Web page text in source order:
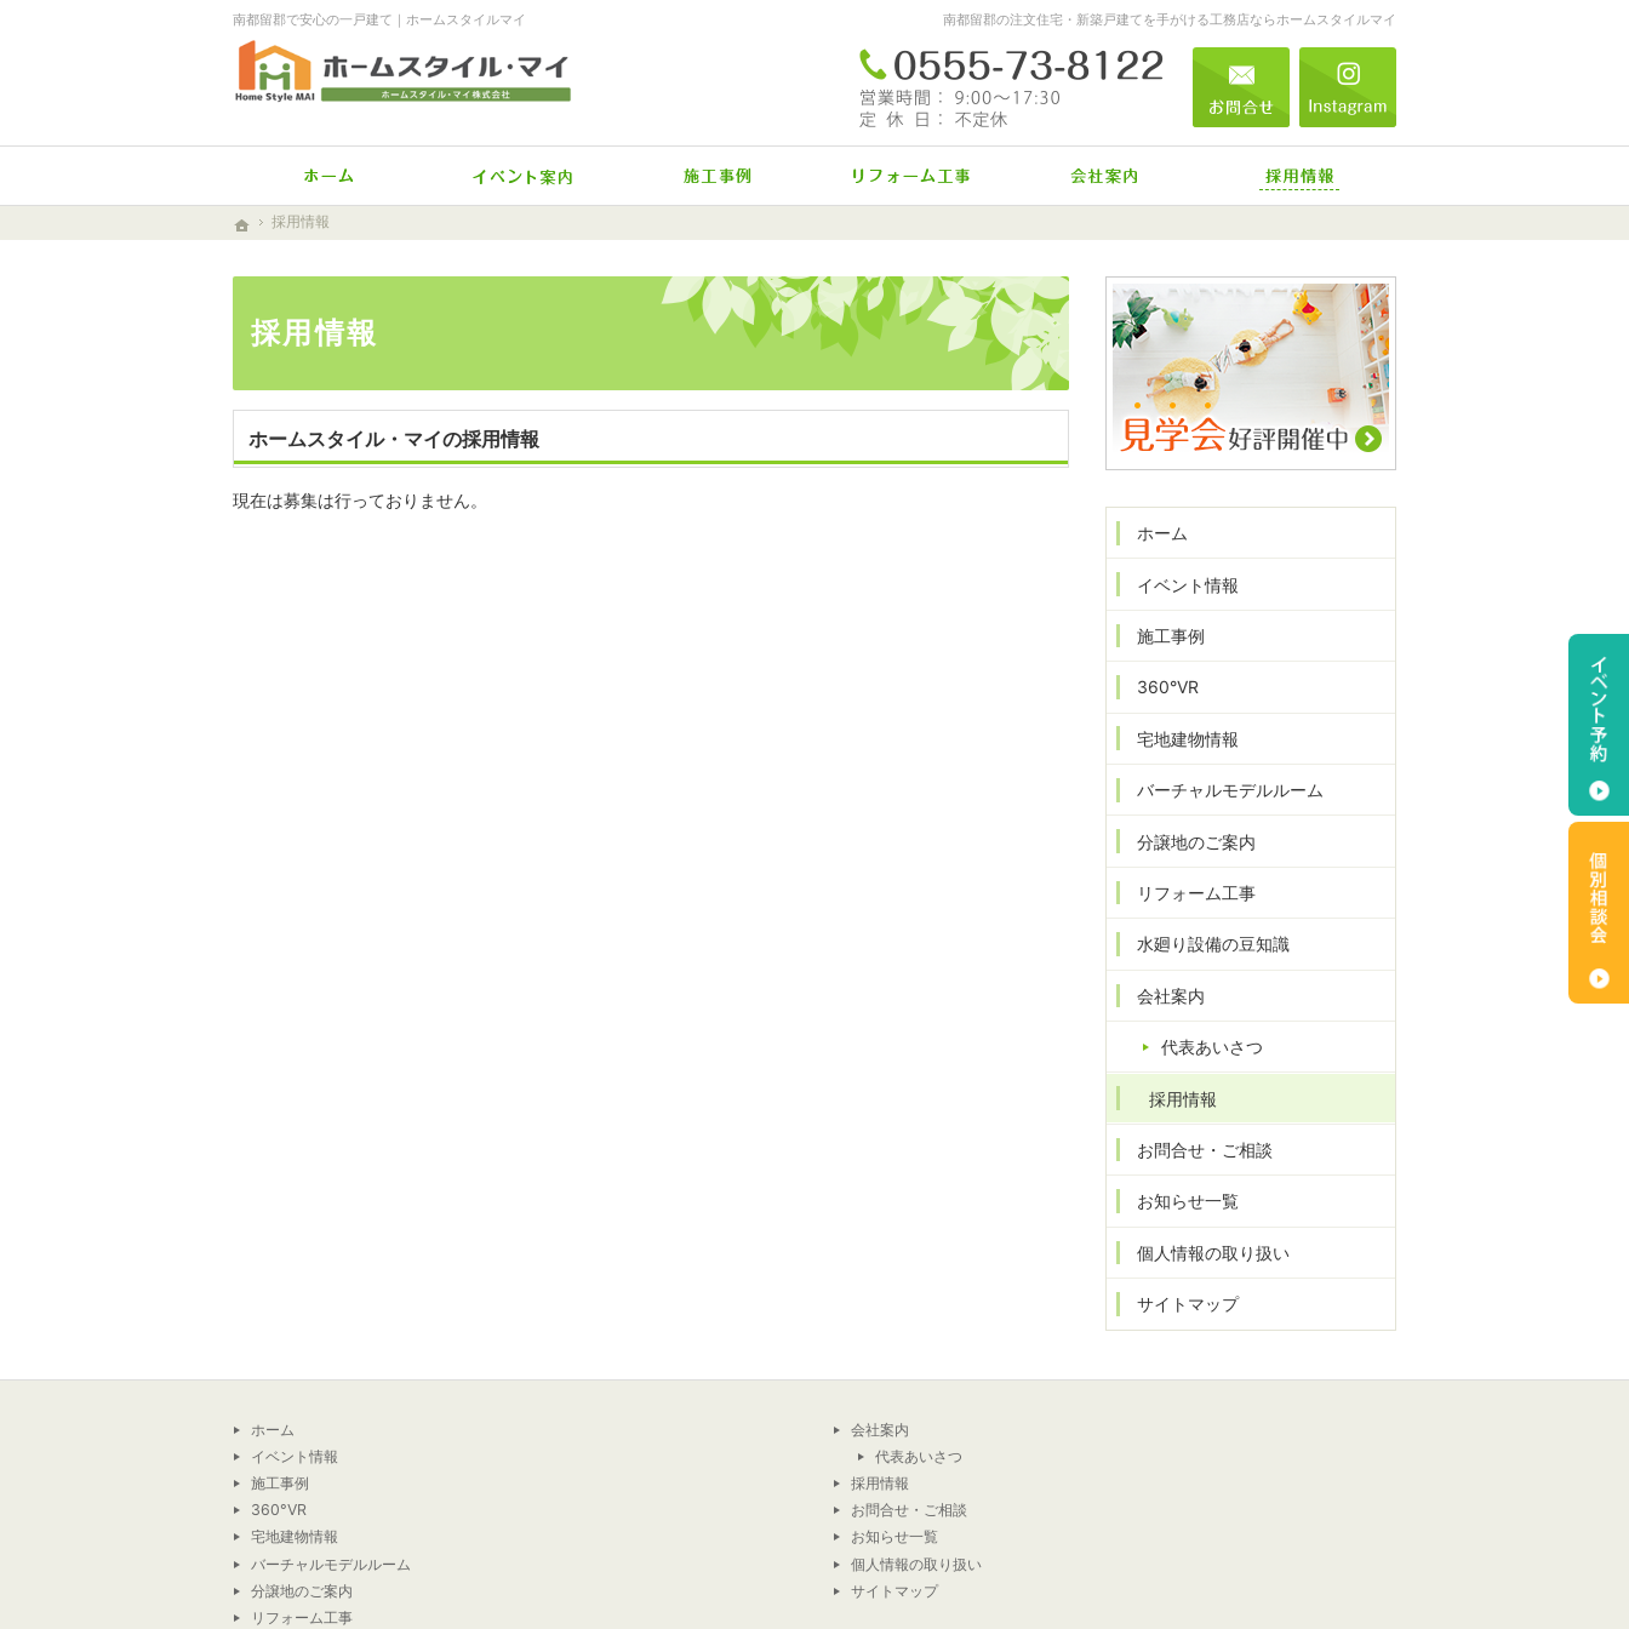
ホーム
採用情報
採用情報
南都留郡の注文住宅・新築戸建てを手がける工務店ならホームスタイルマイ
南都留郡で安心の一戸建て｜ホームスタイルマイ
ホームスタイル・マイの採用情報
現在は募集は行っておりません。
ホーム
イベント情報
施工事例
360°VR
宅地建物情報
バーチャルモデルルーム
分譲地のご案内
リフォーム工事
水廻り設備の豆知識
会社案内
代表あいさつ
採用情報
お問合せ・ご相談
お知らせ一覧
個人情報の取り扱い
サイトマップ
0555-73-8122
営業時間
9:00～17:30
定休日
不定休 お問合せ
ホーム
採用情報
ホーム
イベント情報
施工事例
360°VR
宅地建物情報
バーチャルモデルルーム
分譲地のご案内
リフォーム工事
会社案内
代表あいさつ
採用情報
お問合せ・ご相談
お知らせ一覧
個人情報の取り扱い
サイトマップ